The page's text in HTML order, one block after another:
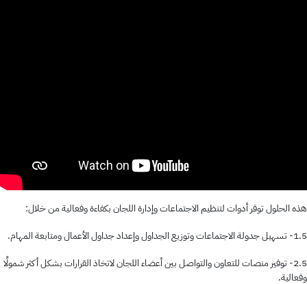
هذه الحلول توفر أدوات لتنظيم الاجتماعات وإدارة اللجان بكفاءة وفعالية من خلال:
1.5- تسهيل جدولة الاجتماعات وتوزيع الجداول وإعداد جداول الأعمال ومتابعة المهام.
2.5- توفير منصات للتعاون والتواصل بين أعضاء اللجان لاتخاذ القرارات بشكل أكثر شمولًا
وفعالية.